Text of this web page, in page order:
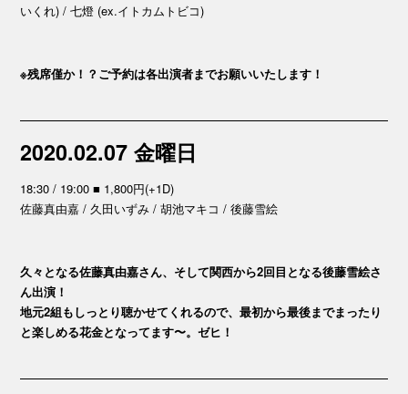
いくれ) / 七燈 (ex.イトカムトビコ)
※残席僅か！？ご予約は各出演者までお願いいたします！
2020.02.07 金曜日
18:30 / 19:00 ■ 1,800円(+1D)
佐藤真由嘉 / 久田いずみ / 胡池マキコ / 後藤雪絵
久々となる佐藤真由嘉さん、そして関西から2回目となる後藤雪絵さ
ん出演！
地元2組もしっとり聴かせてくれるので、最初から最後までまったり
と楽しめる花金となってます〜。ゼヒ！